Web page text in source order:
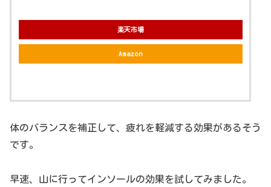
楽天市場
Amazon
体のバランスを補正して、疲れを軽減する効果があるそう
です。
早速、山に行ってインソールの効果を試してみました。